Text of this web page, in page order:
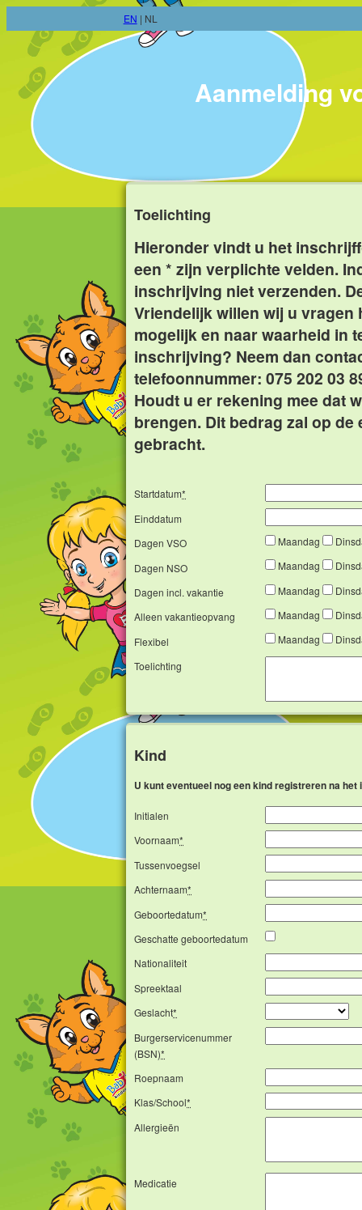
EN | NL
Aanmelding
Toelichting
Hieronder vindt u het
een * zijn verplichte velden.
inschrijving niet verzenden.
Vriendelijk willen wij u
mogelijk en naar waarheid in
inschrijving? Neem dan
telefoonnummer: 075 202 03
Houdt u er rekening mee dat
brengen. Dit bedrag zal op
gebracht.
Startdatum*
Einddatum
Dagen VSO
Maandag
Dagen NSO
Maandag
Dagen incl. vakantie
Maandag
Alleen vakantieopvang
Maandag
Flexibel
Maandag
Toelichting
Kind
U kunt eventueel nog een kind registreren na
Initialen
Voornaam*
Tussenvoegsel
Achternaam*
Geboortedatum*
Geschatte geboortedatum
Nationaliteit
Spreektaal
Geslacht*
Burgerservicenummer
(BSN)*
Roepnaam
Klas/School*
Allergieën
Medicatie